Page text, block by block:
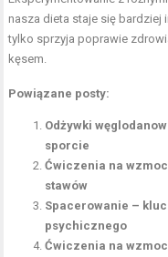
nasza dieta staje się bardziej
tylko sprzyja poprawie
kęsem.
Powiązane posty:
Odżywki
sporcie
Ćwiczenia na
stawów
Spacerowanie –
psychicznego
Ćwiczenia na